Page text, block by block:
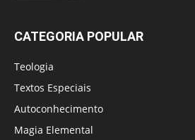
CATEGORIA POPULAR
Teologia
Textos Especiais
Autoconhecimento
Magia Elemental